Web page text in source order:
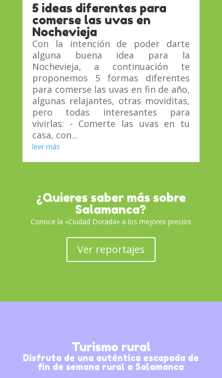
5 ideas diferentes para
comerse las uvas en
Nochevieja
Con la intención de poder darte
alguna buena idea para la
Nochevieja, a continuación te
proponemos 5 formas diferentes
para comerse las uvas en fin de año,
algunas relajantes, otras moviditas,
pero todas interesantes para
vivirlas: - Comerte las uvas en tu
casa, con...
leer más
¿Quieres saber más sobre
Salamanca?
Conoce la «Ciudad Dorada» a los mejores precios
Ver reportajes
Turismo rural
Disfruta de una auténtica escapada de
fin de semana rural a Salamanca